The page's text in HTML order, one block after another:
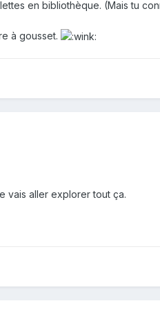
en bibliothèque. (Mais tu
à gousset.
vais aller explorer tout ça.